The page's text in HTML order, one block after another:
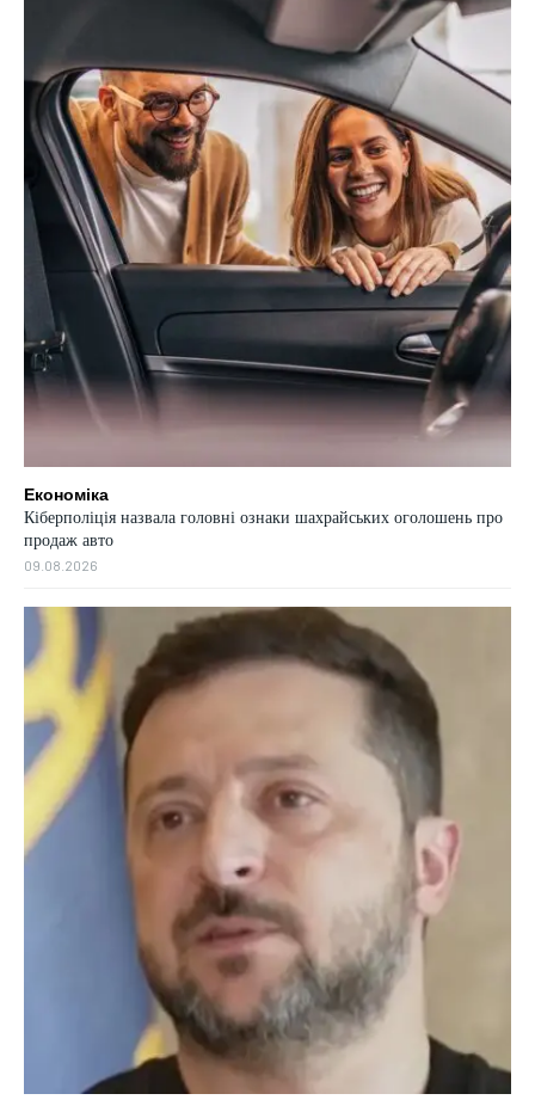
Економіка
Кіберполіція назвала головні ознаки шахрайських оголошень про
продаж авто
09.08.2026